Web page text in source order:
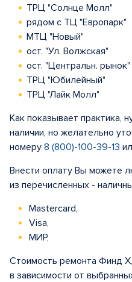
ТРЦ "Солнце Молл"
рядом с ТЦ "Европарк"
МТЦ "Новый"
ост. "Ул. Волжская"
ост. "Центральн. рынок"
ТРЦ "Юбилейный"
ТРЦ "Лайк Молл"
Как показывает практика,
наличии, но желательно
номеру 8 (800)-100-39-13
Внести оплату Вы можете
из перечисленных -
Mastercard,
Visa,
МИР,
Стоимость ремонта Финд
в зависимости от